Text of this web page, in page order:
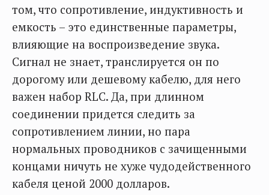
том, что сопротивление, индуктивность и
емкость – это единственные параметры,
влияющие на воспроизведение звука.
Сигнал не знает, транслируется он по
дорогому или дешевому кабелю, для него
важен набор RLC. Да, при длинном
соединении придется следить за
сопротивлением линии, но пара
нормальных проводников с зачищенными
концами ничуть не хуже чудодейственного
кабеля ценой 2000 долларов.